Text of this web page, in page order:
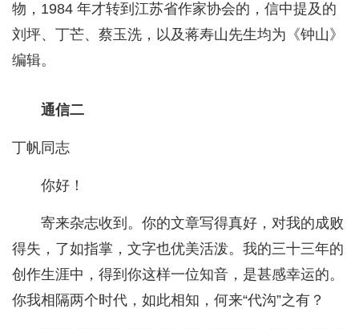
物，1984 年才转到江苏省作家协会的，信中提及的
刘坪、丁芒、蔡玉洗，以及蒋寿山先生均为《钟山》
编辑。
通信二
丁帆同志
你好！
寄来杂志收到。你的文章写得真好，对我的成败
得失，了如指掌，文字也优美活泼。我的三十三年的
创作生涯中，得到你这样一位知音，是甚感幸运的。
你我相隔两个时代，如此相知，何来“代沟”之有？